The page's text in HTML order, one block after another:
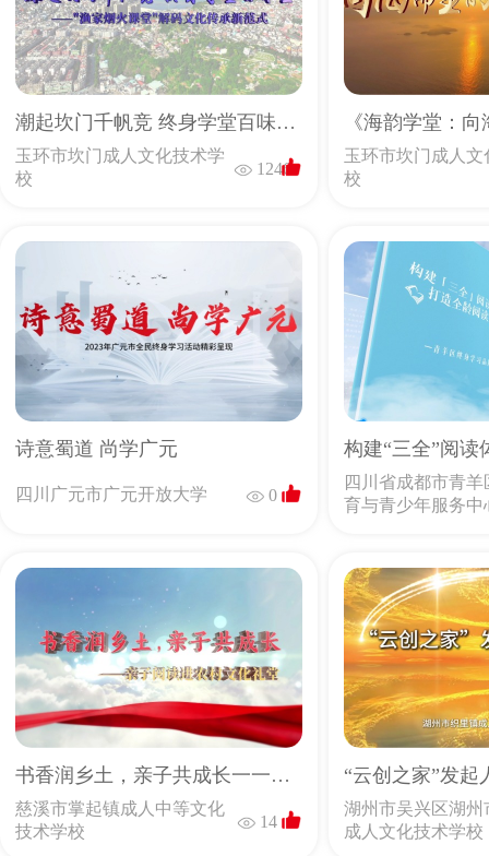
潮起坎门千帆竞 终身学堂百味生——“渔家烟火课堂”解码文化传承新范式
玉环市坎门成人文化技术学
校
1246
玉环市坎门成人文
校
诗意蜀道 尚学广元
四川广元市广元开放大学 0
四川省成都市青羊
育与青少年服务中
书香润乡土，亲子共成长一一亲子阅读进农村文化礼堂
慈溪市掌起镇成人中等文化
技术学校
14
“云创之家”发起
湖州市吴兴区湖州
成人文化技术学校